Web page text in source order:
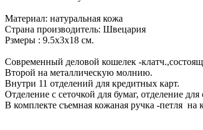
Материал: натуральная кожа
Страна производитель: Швецария
Рзмеры : 9.5х3х18 см.
Современный деловой кошелек -
Второй на металлическую молнию.
Внутри 11 отделений для кредитных карт.
Отделение с сеточкой для бумаг, отделение
В комплекте съемная кожаная ручка -петля на